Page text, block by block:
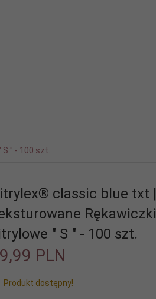
" - 100 szt.
classic blue txt |
Rękawiczki
" S " - 100 szt.
99 PLN
Produkt dostępny!